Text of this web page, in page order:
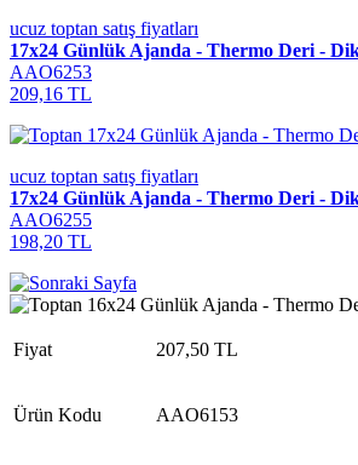
ucuz toptan satış fiyatları
17x24 Günlük Ajanda - Thermo Deri -
AAO6253
209,16 TL
ucuz toptan satış fiyatları
17x24 Günlük Ajanda - Thermo Deri -
AAO6255
198,20 TL
Fiyat 207,50 TL
Ürün Kodu AAO6153